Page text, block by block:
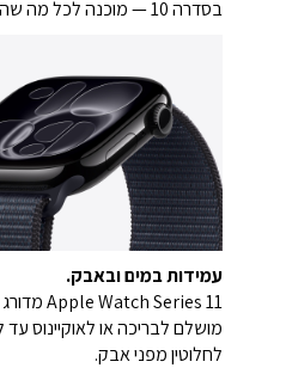
בסדרה 10 — מוכנה לכל מה שהיום יביא.
עמידות במים ובאבק.
לחלוטין מפני אבק.